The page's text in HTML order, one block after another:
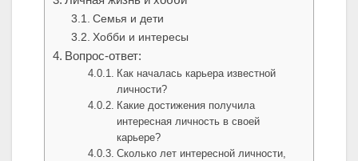
Семья и дети
Хобби и интересы
Вопрос-ответ:
Как началась карьера известной
личности?
Какие достижения получила
интересная личность в своей
карьере?
Сколько лет интересной личности,